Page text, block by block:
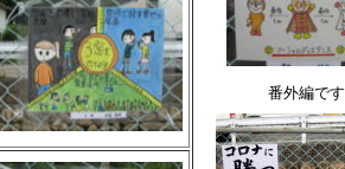
番外編です